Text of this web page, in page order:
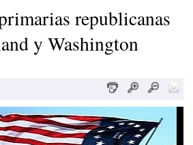
republicanas
y Washington